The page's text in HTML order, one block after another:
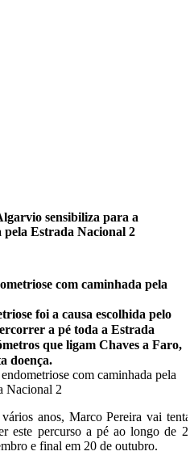
sensibiliza para a
pela Estrada Nacional 2
com caminhada pela
foi a causa escolhida pelo
a pé toda a Estrada
que ligam Chaves a Faro,
doença.
anos, Marco Pereira vai tentar
este percurso a pé ao longo de 24
e final em 20 de outubro.